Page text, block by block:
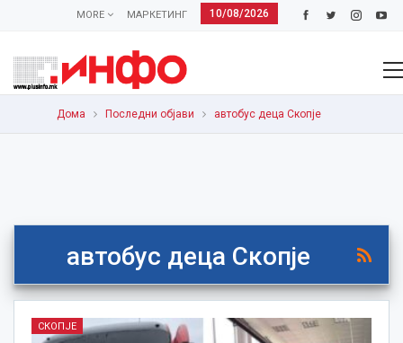
10/08/2026
МАРКЕТИНГ
MORE
Дома Последни објави автобус деца Скопје
автобус деца Скопје
СКОПЈЕ